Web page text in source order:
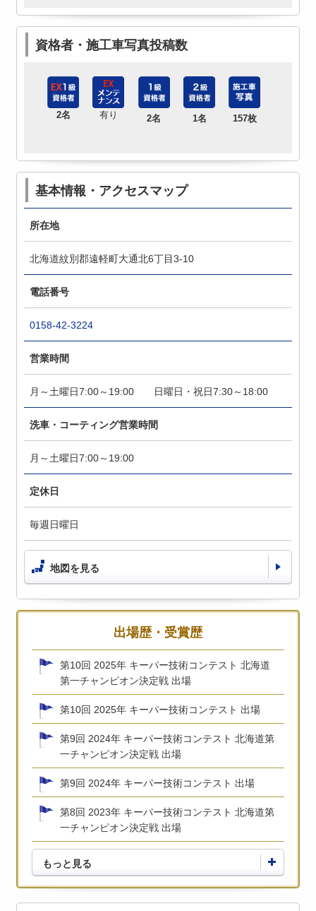
資格者・施工車写真投稿数
2名 有り 2名 1名 157枚
基本情報・アクセスマップ
所在地
北海道紋別郡遠軽町大通北6丁目3-10
電話番号
0158-42-3224
営業時間
月～土曜日7:00～19:00 日曜日・祝日7:30～18:00
洗車・コーティング営業時間
月～土曜日7:00～19:00
定休日
毎週日曜日
地図を見る
出場歴・受賞歴
第10回 2025年 キーパー技術コンテスト 北海道
第一チャンピオン決定戦 出場
第10回 2025年 キーパー技術コンテスト 出場
第9回 2024年 キーパー技術コンテスト 北海道第
一チャンピオン決定戦 出場
第9回 2024年 キーパー技術コンテスト 出場
第8回 2023年 キーパー技術コンテスト 北海道第
一チャンピオン決定戦 出場
もっと見る